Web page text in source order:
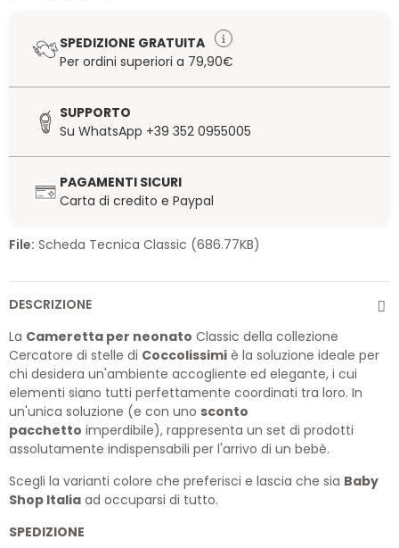
SPEDIZIONE GRATUITA
Per ordini superiori a 79,90€
SUPPORTO
Su WhatsApp +39 352 0955005
PAGAMENTI SICURI
Carta di credito e Paypal
File: Scheda Tecnica Classic (686.77KB)
DESCRIZIONE
La Cameretta per neonato Classic della collezione
Cercatore di stelle di Coccolissimi è la soluzione ideale per
chi desidera un'ambiente accogliente ed elegante, i cui
elementi siano tutti perfettamente coordinati tra loro. In
un'unica soluzione (e con uno sconto
pacchetto imperdibile), rappresenta un set di prodotti
assolutamente indispensabili per l'arrivo di un bebè.
Scegli la varianti colore che preferisci e lascia che sia Baby
Shop Italia ad occuparsi di tutto.
SPEDIZIONE